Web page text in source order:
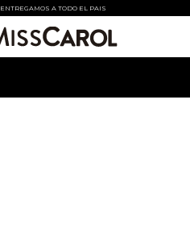
ENTREGAMOS A TODO EL PAIS